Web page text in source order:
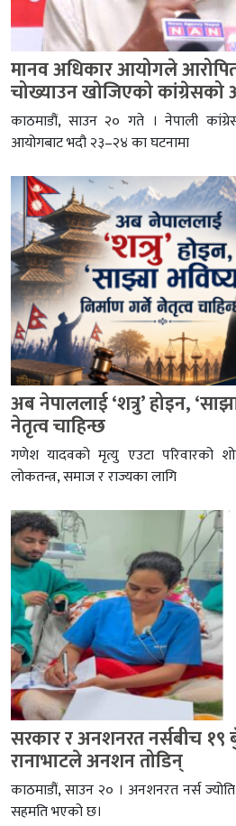
मानव अधिकार आयोगले
चोख्याउन खोजिएको कांग्रेसको
काठमाडौं, साउन २० गते । नेपाली
आयोगबाट भदौ २३–२४ का घटनामा
अब नेपाललाई ‘शत्रु’ होइन,
नेतृत्व चाहिन्छ
गणेश यादवको मृत्यु एउटा परिवारको
लोकतन्त्र, समाज र राज्यका लागि
सरकार र अनशनरत नर्सबीच १९
रानाभाटले अनशन तोडिन्
काठमाडौं, साउन २० । अनशनरत नर्स
सहमति भएको छ।